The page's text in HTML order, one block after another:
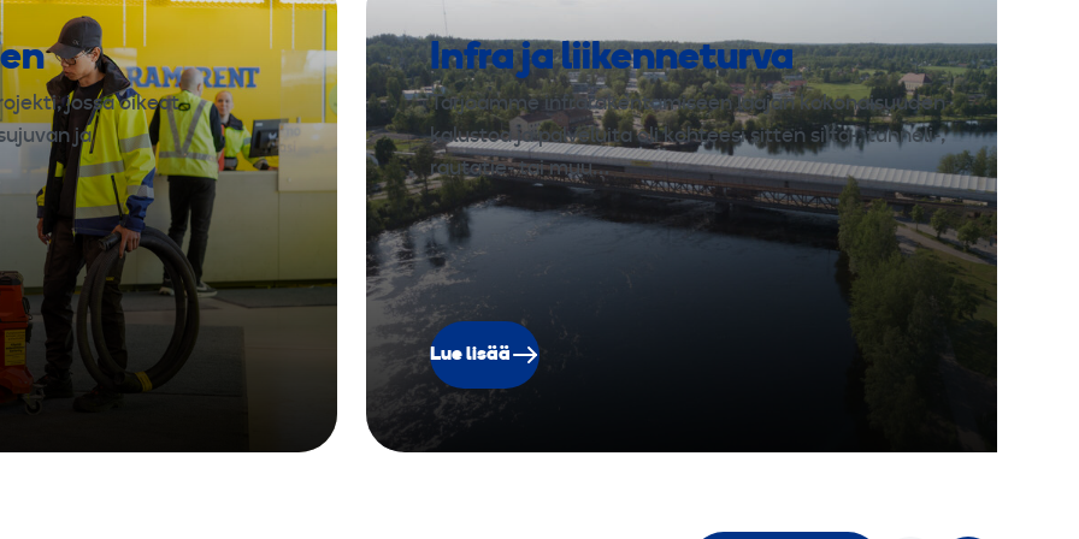
m
m
m
m
jossa oikeat
ja
Infra ja liikenneturva
Tarjoamme infrarakentamiseen laajan kokonaisuuden
kalustoa ja palveluita oli kohteesi sitten silta-, tunneli-,
rautatie- tai muu…
Lue lisää